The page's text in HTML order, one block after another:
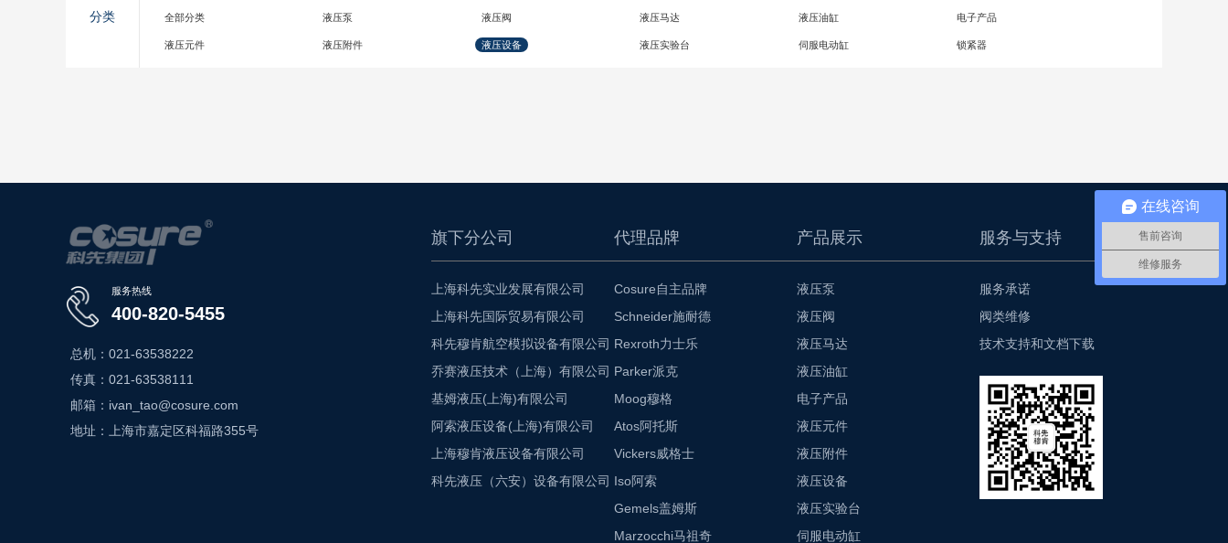
分类 全部分类 液压泵 液压阀 液压马达 液压油缸 电子产品
液压元件 液压附件 液压设备 液压实验台 伺服电动缸 锁紧器
服务热线
400-820-5455
总机：021-63538222
传真：021-63538111
邮箱：ivan_tao@cosure.com
地址：上海市嘉定区科福路355号
旗下分公司
上海科先实业发展有限公司
上海科先国际贸易有限公司
科先穆肯航空模拟设备有限公司
乔赛液压技术（上海）有限公司
基姆液压(上海)有限公司
阿索液压设备(上海)有限公司
上海穆肯液压设备有限公司
科先液压（六安）设备有限公司
代理品牌
Cosure自主品牌
Schneider施耐德
Rexroth力士乐
Parker派克
Moog穆格
Atos阿托斯
Vickers威格士
Iso阿索
Gemels盖姆斯
Marzocchi马祖奇
产品展示
液压泵
液压阀
液压马达
液压油缸
电子产品
液压元件
液压附件
液压设备
液压实验台
伺服电动缸
服务与支持
服务承诺
阀类维修
技术支持和文档下载
在线咨询
售前咨询
维修服务